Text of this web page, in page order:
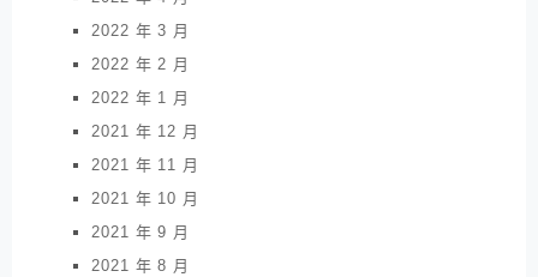
2022 年 3 月
2022 年 2 月
2022 年 1 月
2021 年 12 月
2021 年 11 月
2021 年 10 月
2021 年 9 月
2021 年 8 月